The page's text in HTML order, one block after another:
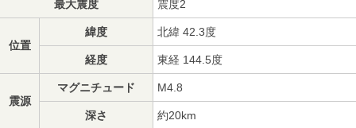
最大震度 震度2
位置
緯度 北緯 42.3度
経度 東経 144.5度
震源
マグニチュード M4.8
深さ 約20km